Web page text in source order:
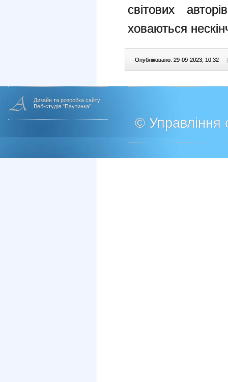
світових
ховаються
Опубліковано: 29-09-2023, 10:32 |
Дизайн та розробка сайту
Веб-студія "Паутинка"
© Управління